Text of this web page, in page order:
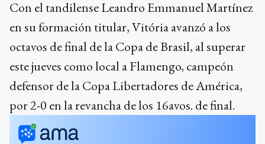
Con el tandilense Leandro Emmanuel Martínez
en su formación titular, Vitória avanzó a los
octavos de final de la Copa de Brasil, al superar
este jueves como local a Flamengo, campeón
defensor de la Copa Libertadores de América,
por 2-0 en la revancha de los 16avos. de final.